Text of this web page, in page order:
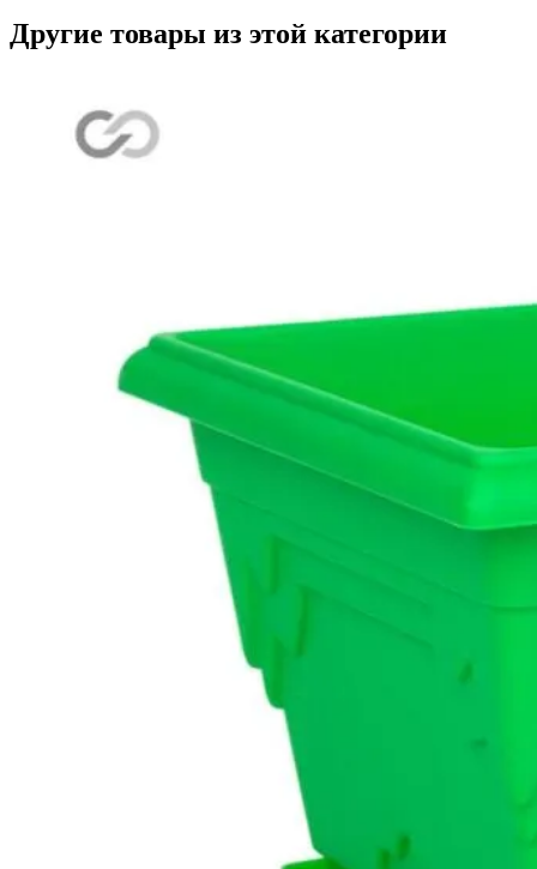
Другие товары из этой категории